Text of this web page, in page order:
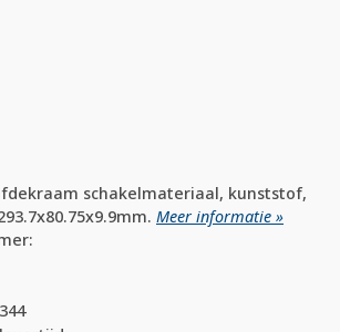
schakelmateriaal, kunststof,
Meer informatie »